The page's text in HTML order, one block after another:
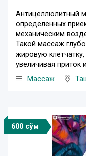
Антицеллюлитный
определенных
механическим
Такой массаж
жировую
увеличивая приток
Массаж
600 сўм